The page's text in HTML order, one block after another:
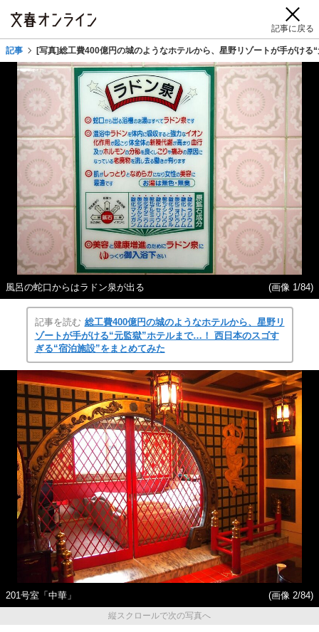
記事に戻る
記事 [写真]総工費400億円の城のようなホテルから、星野リゾートが手がけ
風呂の蛇口からはラドン泉が出る (画像 1/84)
記事を読む 総工費400億円の城のようなホテルから、星野リ
ゾートが手がける“元監獄”ホテルまで…！ 西日本のスゴす
ぎる“宿泊施設”をまとめてみた
201号室「中華」
(画像 2/84)
縦スクロールで次の写真へ